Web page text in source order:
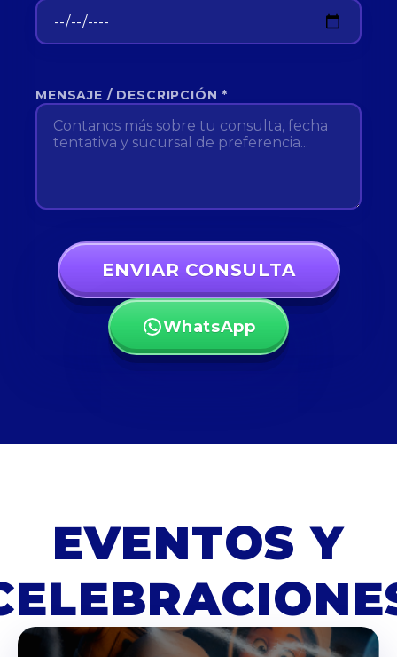
MENSAJE / DESCRIPCIÓN *
ENVIAR CONSULTA
WhatsApp
EVENTOS Y